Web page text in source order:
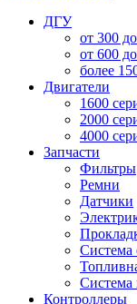
ДГУ
от 300
от 600
более
Двигатели
1600
2000
4000
Запчасти
Фильтры
Ремни
Датчики
Система
Система
Контроллеры